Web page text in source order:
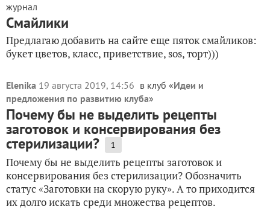
журнал
Смайлики
Предлагаю добавить на сайте еще пяток смайликов:
букет цветов, класс, приветствие, sos, торт)))
Elenika 19 августа 2019, 14:56 в клуб «Идеи и
предложения по развитию клуба»
Почему бы не выделить рецепты
заготовок и консервирования без
стерилизации? 1
Почему бы не выделить рецепты заготовок и
консервирования без стерилизации? Обозначить
статус «Заготовки на скорую руку». А то приходится
их долго искать среди множества рецептов.